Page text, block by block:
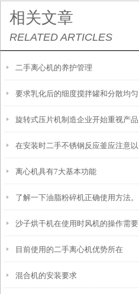
相关文章
RELATED ARTICLES
二手离心机的养护管理
要求乳化后的细度搅拌罐和分散均匀
度等等。
旋转式压片机制造企业开始重视产品
质量
在安装时二手不锈钢反应釜应注意以
下几点
离心机具有7大基本功能
了解一下油脂粉碎机正确使用方法。
沙子烘干机在使用时风机的操作需要
注意哪些事项呢？
目前使用的二手离心机优势所在
混合机的安装要求